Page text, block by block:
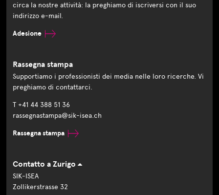
circa la nostre attività: la preghiamo di iscriversi con il suo
indirizzo e-mail.
Adesione
Rassegna stampa
Supportiamo i professionisti dei media nelle loro ricerche. Vi
preghiamo di contattarci.
T +41 44 388 51 36
rassegnastampa@sik-isea.ch
Rassegna stampa
Contatto a Zurigo
SIK-ISEA
Zollikerstrasse 32